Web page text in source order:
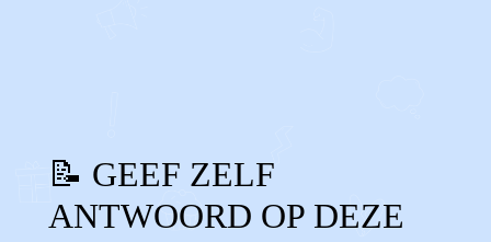
📝 GEEF ZELF
ANTWOORD OP DEZE